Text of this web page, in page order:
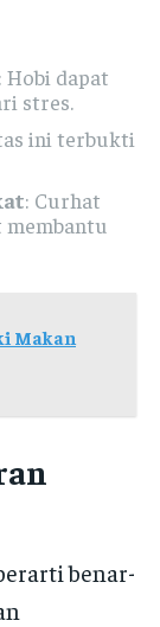
: Hobi dapat
stres.
ini terbukti
: Curhat
membantu
Makan
benar-